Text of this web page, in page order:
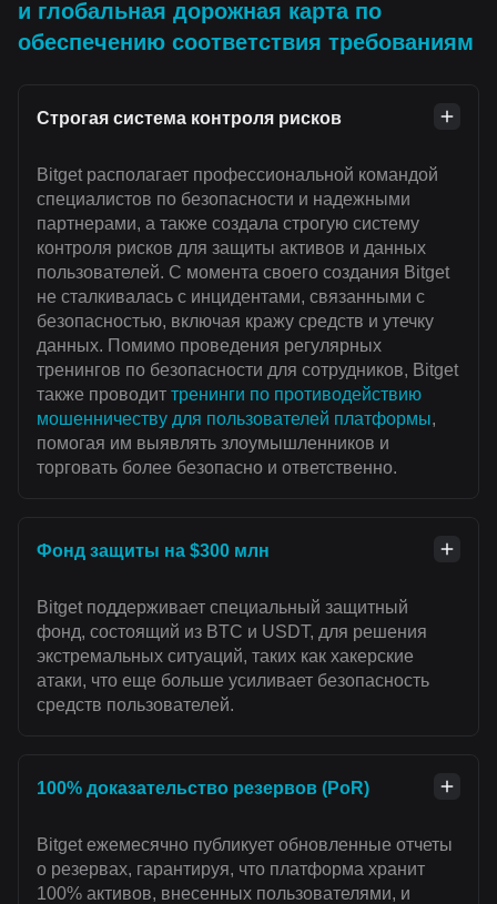
и глобальная дорожная карта по
обеспечению соответствия требованиям
Строгая система контроля рисков
Bitget располагает профессиональной командой
специалистов по безопасности и надежными
партнерами, а также создала строгую систему
контроля рисков для защиты активов и данных
пользователей. С момента своего создания Bitget
не сталкивалась с инцидентами, связанными с
безопасностью, включая кражу средств и утечку
данных. Помимо проведения регулярных
тренингов по безопасности для сотрудников, Bitget
также проводит тренинги по противодействию
мошенничеству для пользователей платформы,
помогая им выявлять злоумышленников и
торговать более безопасно и ответственно.
Фонд защиты на $300 млн
Bitget поддерживает специальный защитный
фонд, состоящий из BTC и USDT, для решения
экстремальных ситуаций, таких как хакерские
атаки, что еще больше усиливает безопасность
средств пользователей.
100% доказательство резервов (PoR)
Bitget ежемесячно публикует обновленные отчеты
о резервах, гарантируя, что платформа хранит
100% активов, внесенных пользователями, и